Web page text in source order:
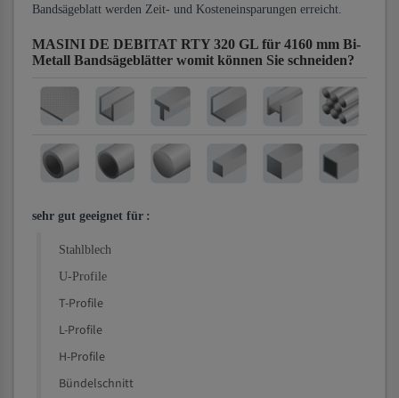
Bandsägeblatt werden Zeit- und Kosteneinsparungen erreicht.
MASINI DE DEBITAT RTY 320 GL für 4160 mm Bi-
Metall Bandsägeblätter womit können Sie schneiden?
sehr gut geeignet für :
Stahlblech
U-Profile
T-Profile
L-Profile
H-Profile
Bündelschnitt